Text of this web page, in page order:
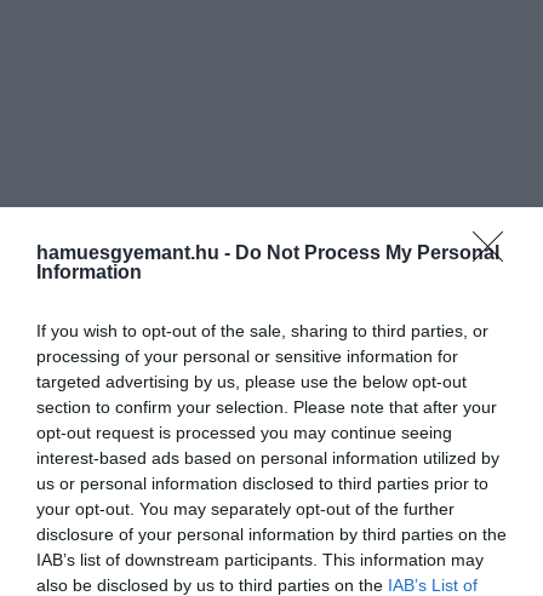
hamuesgyemant.hu - Do Not Process My Personal
Information
If you wish to opt-out of the sale, sharing to third parties, or
processing of your personal or sensitive information for
targeted advertising by us, please use the below opt-out
section to confirm your selection. Please note that after your
opt-out request is processed you may continue seeing
interest-based ads based on personal information utilized by
us or personal information disclosed to third parties prior to
your opt-out. You may separately opt-out of the further
disclosure of your personal information by third parties on the
IAB’s list of downstream participants. This information may
also be disclosed by us to third parties on the IAB’s List of